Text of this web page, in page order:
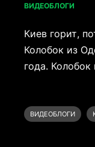
ВИДЕОБЛОГИ
Киев горит,
Колобок из
года.
ВИДЕОБЛОГИ